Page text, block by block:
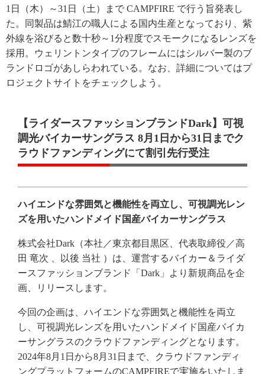
1日（木）～31日（土）まで CAMPFIRE で行う旨発表し
た。同製品は鯖江の職人による国内生産となっており、紫
外線を浴びると数十秒～1分程度でスモークになるレンズを
採用。ウェリントンタイプのフレームにはシルバー製のブ
ランドロゴがあしらわれている。なお、詳細についてはプ
ロジェクトサイトをチェックしよう。
【ライダースファッションブランドDark】可視
調光バイカーサングラス 8月1日から31日までク
ラウドファンディングにて割引先行受注
ハイエンドな雰囲気と機能性を両立し、可視調光レン
ズを用いたハンドメイド国産バイカーサングラス
株式会社Dark（本社／東京都目黒区、代表取締役／高
田 竜次 、以後 当社 ）は、運営するバイカー＆ライダ
ースファッションブランド「Dark」より新規商品を企
画、リリースします。
今回の企画は、ハイエンドな雰囲気と機能性を両立
し、可視調光レンズを用いたハンドメイド国産バイカ
ーサングラスのクラウドファンディングとなります。
2024年8月1日から8月31日まで、クラウドファンディ
ングプラットフォームのCAMPFIREで実施をいたしま